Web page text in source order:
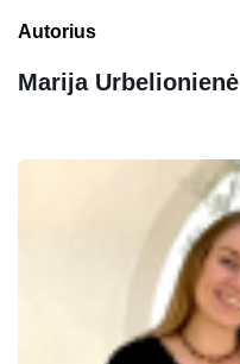
Autorius
Marija Urbelionienė